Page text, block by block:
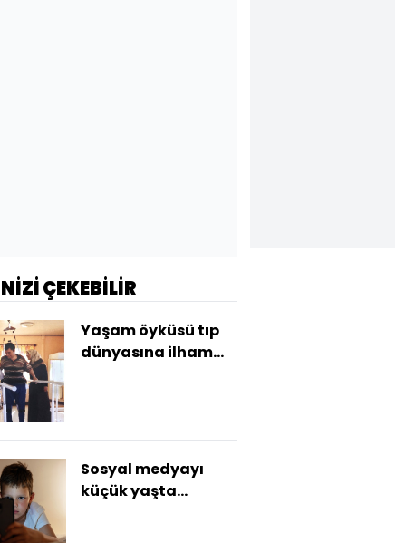
ÇEKEBİLİR
Yaşam öyküsü tıp
dünyasına ilham
Sosyal medyayı
küçük yaşta